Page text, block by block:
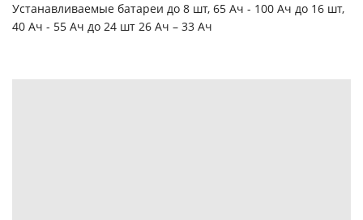
Устанавливаемые батареи до 8 шт, 65 Ач - 100 Ач до 16 шт,
40 Ач - 55 Ач до 24 шт 26 Ач – 33 Ач